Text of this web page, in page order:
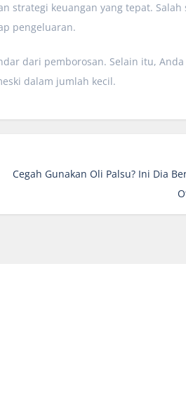
strategi keuangan yang tepat. Salah
pengeluaran.
dari pemborosan. Selain itu, Anda
dalam jumlah kecil.
Cegah Gunakan Oli Palsu? Ini Dia